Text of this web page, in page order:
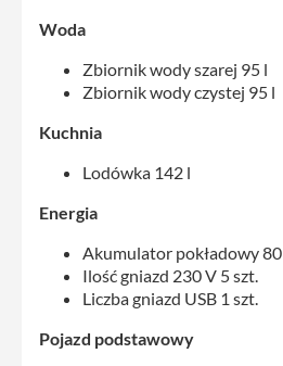
Woda
Zbiornik wody szarej 95 l
Zbiornik wody czystej 95 l
Kuchnia
Lodówka 142 l
Energia
Akumulator pokładowy 80
Ilość gniazd 230 V 5 szt.
Liczba gniazd USB 1 szt.
Pojazd podstawowy